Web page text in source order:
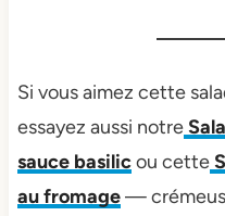
Si vous aimez cette
essayez aussi notre
sauce basilicou cette
au fromage—